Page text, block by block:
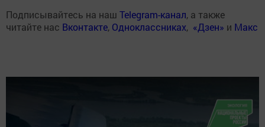
Подписывайтесь на наш Telegram-канал, а также
читайте нас Вконтакте, Одноклассниках, «Дзен» и Макс